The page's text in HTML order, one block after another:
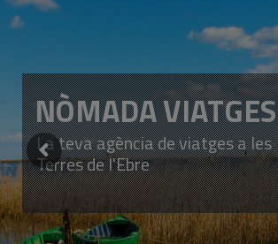
NÒMADA VIATGES
La teva agència de viatges a les
Terres de l'Ebre